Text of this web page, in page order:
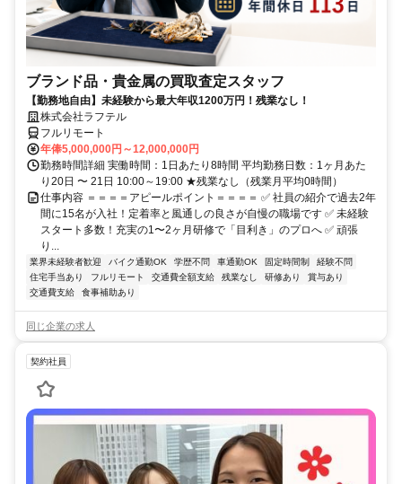
ブランド品・貴金属の買取査定スタッフ
【勤務地自由】未経験から最大年収1200万円！残業なし！
株式会社ラフテル
フルリモート
年俸5,000,000円～12,000,000円
勤務時間詳細 実働時間：1日あたり8時間 平均勤務日数：1ヶ月あた
り20日 〜 21日 10:00～19:00 ★残業なし（残業月平均0時間）
仕事内容 ＝＝＝＝アピールポイント＝＝＝＝ ✅ 社員の紹介で過去2年
間に15名が入社！定着率と風通しの良さが自慢の職場です ✅ 未経験
スタート多数！充実の1〜2ヶ月研修で「目利き」のプロへ ✅ 頑張
り...
業界未経験者歓迎 バイク通勤OK 学歴不問 車通勤OK 固定時間制
経験不問
住宅手当あり
フルリモート 交通費全額支給 残業なし 研修あり
賞与あり
交通費支給
食事補助あり
同じ企業の求人
契約社員